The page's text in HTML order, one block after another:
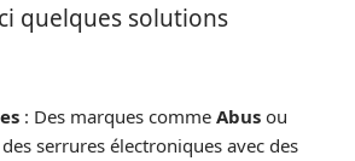
quelques solutions
: Des marques comme Abus ou
serrures électroniques avec des